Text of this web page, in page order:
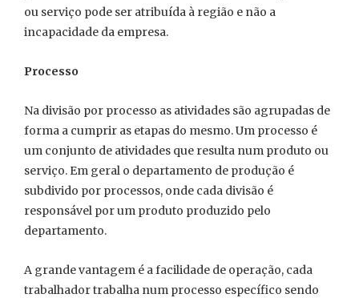
ou serviço pode ser atribuída à região e não a
incapacidade da empresa.
Processo
Na divisão por processo as atividades são agrupadas de
forma a cumprir as etapas do mesmo. Um processo é
um conjunto de atividades que resulta num produto ou
serviço. Em geral o departamento de produção é
subdivido por processos, onde cada divisão é
responsável por um produto produzido pelo
departamento.
A grande vantagem é a facilidade de operação, cada
trabalhador trabalha num processo específico sendo